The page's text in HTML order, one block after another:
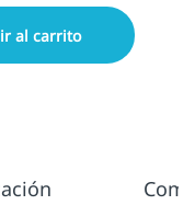
al carrito